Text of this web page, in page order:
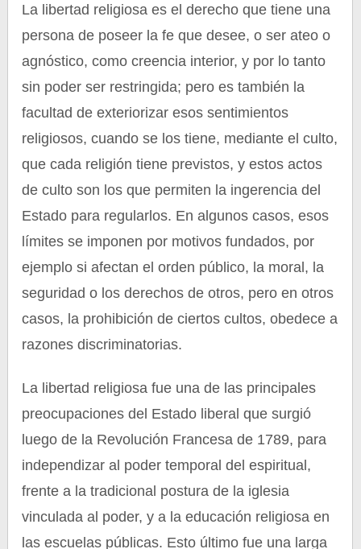
La libertad religiosa es el derecho que tiene una
persona de poseer la fe que desee, o ser ateo o
agnóstico, como creencia interior, y por lo tanto
sin poder ser restringida; pero es también la
facultad de exteriorizar esos sentimientos
religiosos, cuando se los tiene, mediante el culto,
que cada religión tiene previstos, y estos actos
de culto son los que permiten la ingerencia del
Estado para regularlos. En algunos casos, esos
límites se imponen por motivos fundados, por
ejemplo si afectan el orden público, la moral, la
seguridad o los derechos de otros, pero en otros
casos, la prohibición de ciertos cultos, obedece a
razones discriminatorias.
La libertad religiosa fue una de las principales
preocupaciones del Estado liberal que surgió
luego de la Revolución Francesa de 1789, para
independizar al poder temporal del espiritual,
frente a la tradicional postura de la iglesia
vinculada al poder, y a la educación religiosa en
las escuelas públicas. Esto último fue una larga